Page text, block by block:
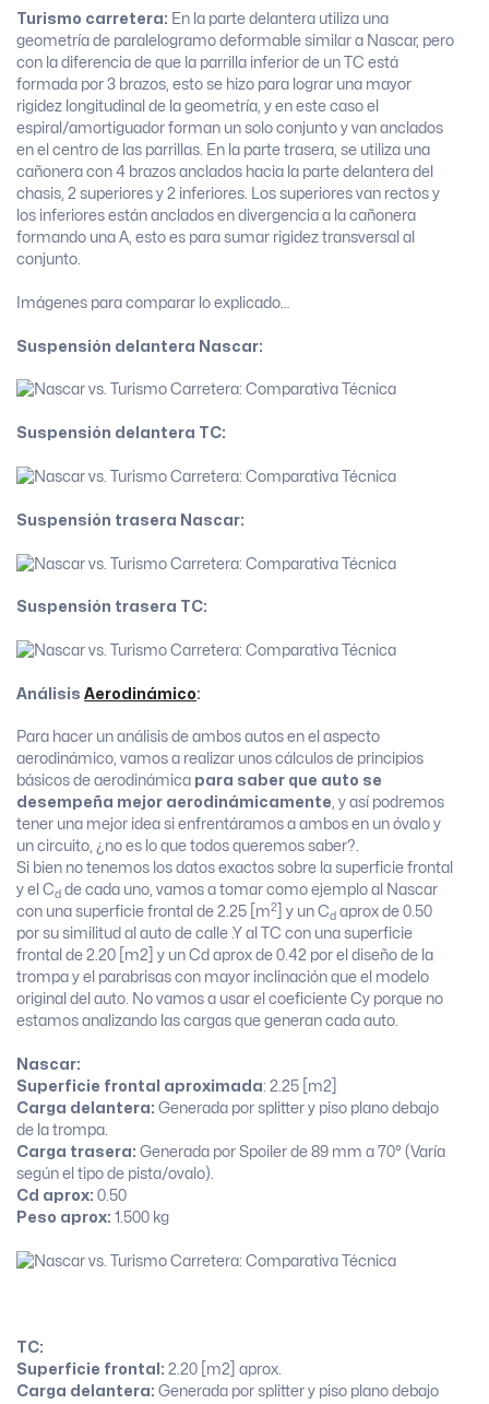
Turismo carretera: En la parte delantera utiliza una
geometría de paralelogramo deformable similar a Nascar, pero
con la diferencia de que la parrilla inferior de un TC está
formada por 3 brazos, esto se hizo para lograr una mayor
rigidez longitudinal de la geometría, y en este caso el
espiral/amortiguador forman un solo conjunto y van anclados
en el centro de las parrillas. En la parte trasera, se utiliza una
cañonera con 4 brazos anclados hacia la parte delantera del
chasis, 2 superiores y 2 inferiores. Los superiores van rectos y
los inferiores están anclados en divergencia a la cañonera
formando una A, esto es para sumar rigidez transversal al
conjunto.
Imágenes para comparar lo explicado…
Suspensión delantera Nascar:
Suspensión delantera TC:
Suspensión trasera Nascar:
Suspensión trasera TC:
Análisis Aerodinámico:
Para hacer un análisis de ambos autos en el aspecto
aerodinámico, vamos a realizar unos cálculos de principios
básicos de aerodinámica para saber que auto se
desempeña mejor aerodinámicamente , y así podremos
tener una mejor idea si enfrentáramos a ambos en un óvalo y
un circuito, ¿no es lo que todos queremos saber?.
Si bien no tenemos los datos exactos sobre la superficie frontal
y el Cd de cada uno, vamos a tomar como ejemplo al Nascar
con una superficie frontal de 2.25 [m2 ] y un Cd aprox de 0.50
por su similitud al auto de calle .Y al TC con una superficie
frontal de 2.20 [m2] y un Cd aprox de 0.42 por el diseño de la
trompa y el parabrisas con mayor inclinación que el modelo
original del auto. No vamos a usar el coeficiente Cy porque no
estamos analizando las cargas que generan cada auto.
Nascar:
Superficie frontal aproximada: 2.25 [m2]
Carga delantera: Generada por splitter y piso plano debajo
de la trompa.
Carga trasera: Generada por Spoiler de 89 mm a 70° (Varía
según el tipo de pista/ovalo).
Cd aprox: 0.50
Peso aprox: 1.500 kg
TC:
Superficie frontal: 2.20 [m2] aprox.
Carga delantera: Generada por splitter y piso plano debajo